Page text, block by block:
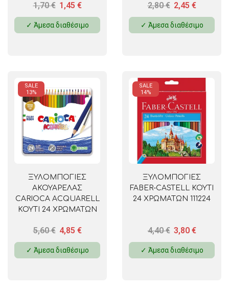
1,70€ 1,45 €
✓ Άμεσα διαθέσιμο
2,80€ 2,45 €
✓ Άμεσα διαθέσιμο
SALE
13%
ΞΥΛΟΜΠΟΓΙΕΣ
ΑΚΟΥΑΡΕΛΑΣ
CARIOCA ACQUARELL
ΚΟΥΤΙ 24 ΧΡΩΜΑΤΩΝ
5,60€ 4,85 €
✓ Άμεσα διαθέσιμο
SALE
14%
ΞΥΛΟΜΠΟΓΙΕΣ
FABER-CASTELL ΚΟΥΤΙ
24 ΧΡΩΜΑΤΩΝ 111224
4,40€ 3,80 €
✓ Άμεσα διαθέσιμο